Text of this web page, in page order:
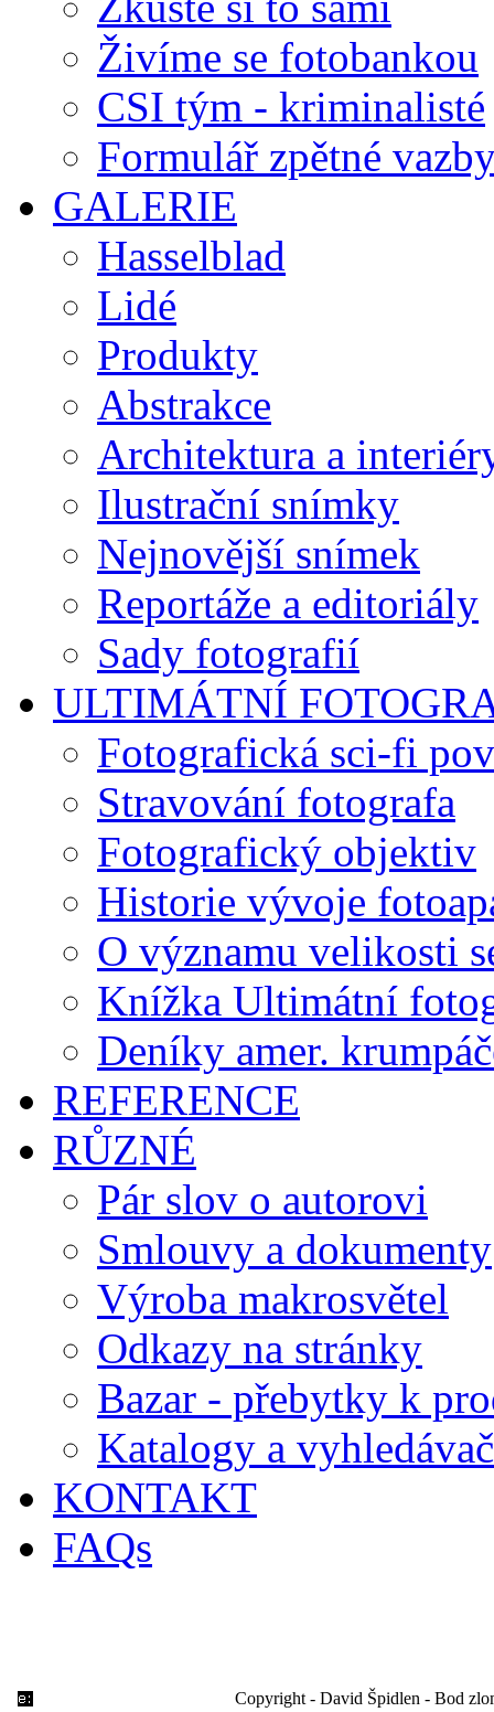
Živíme se fotobankou
CSI tým - kriminalisté
Formulář zpětné
GALERIE
Hasselblad
Lidé
Produkty
Abstrakce
Architektura a
Ilustrační snímky
Nejnovější snímek
Reportáže a editoriály
Sady fotografií
ULTIMÁTNÍ
Fotografická sci-fi
Stravování fotografa
Fotografický objektiv
Historie vývoje
O významu velikosti
Knížka Ultimátní
Deníky amer.
REFERENCE
RŮZNÉ
Pár slov o autorovi
Smlouvy a dokumenty
Výroba makrosvětel
Odkazy na stránky
Bazar - přebytky k
Katalogy a
KONTAKT
FAQs
Copyright - David Špidlen - Bod